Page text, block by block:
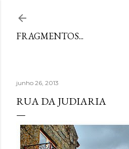
FRAGMENTOS...
junho 26, 2013
RUA DA JUDIARIA